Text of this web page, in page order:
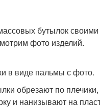
бутылок
фото изделий.
в виде пальмы с фото.
обрезают по
и нанизывают на